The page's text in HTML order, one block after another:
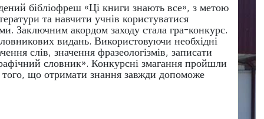
бібліофреш «Ці книги знають все», з метою
та навчити учнів користуватися
Заключним акордом заходу стала гра-конкурс.
видань. Використовуючи необхідні
слів, значення фразеологізмів, записати
словник». Конкурсні змагання пройшли
що отримати знання завжди допоможе